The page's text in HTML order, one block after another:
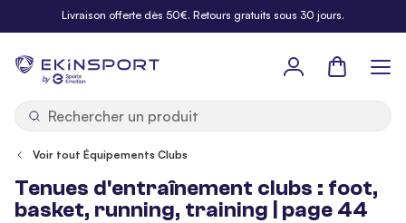
Allez au contenuLivraison offerte dès 50€. Retours gratuits sous 30 jours.
by
Panier
Voir tout Équipements Clubs
Tenues d'entraînement clubs : foot,
basket, running, training | page 44